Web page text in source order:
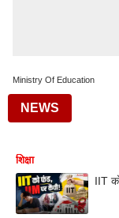
Ministry Of Education
NEWS
शिक्षा
IIT